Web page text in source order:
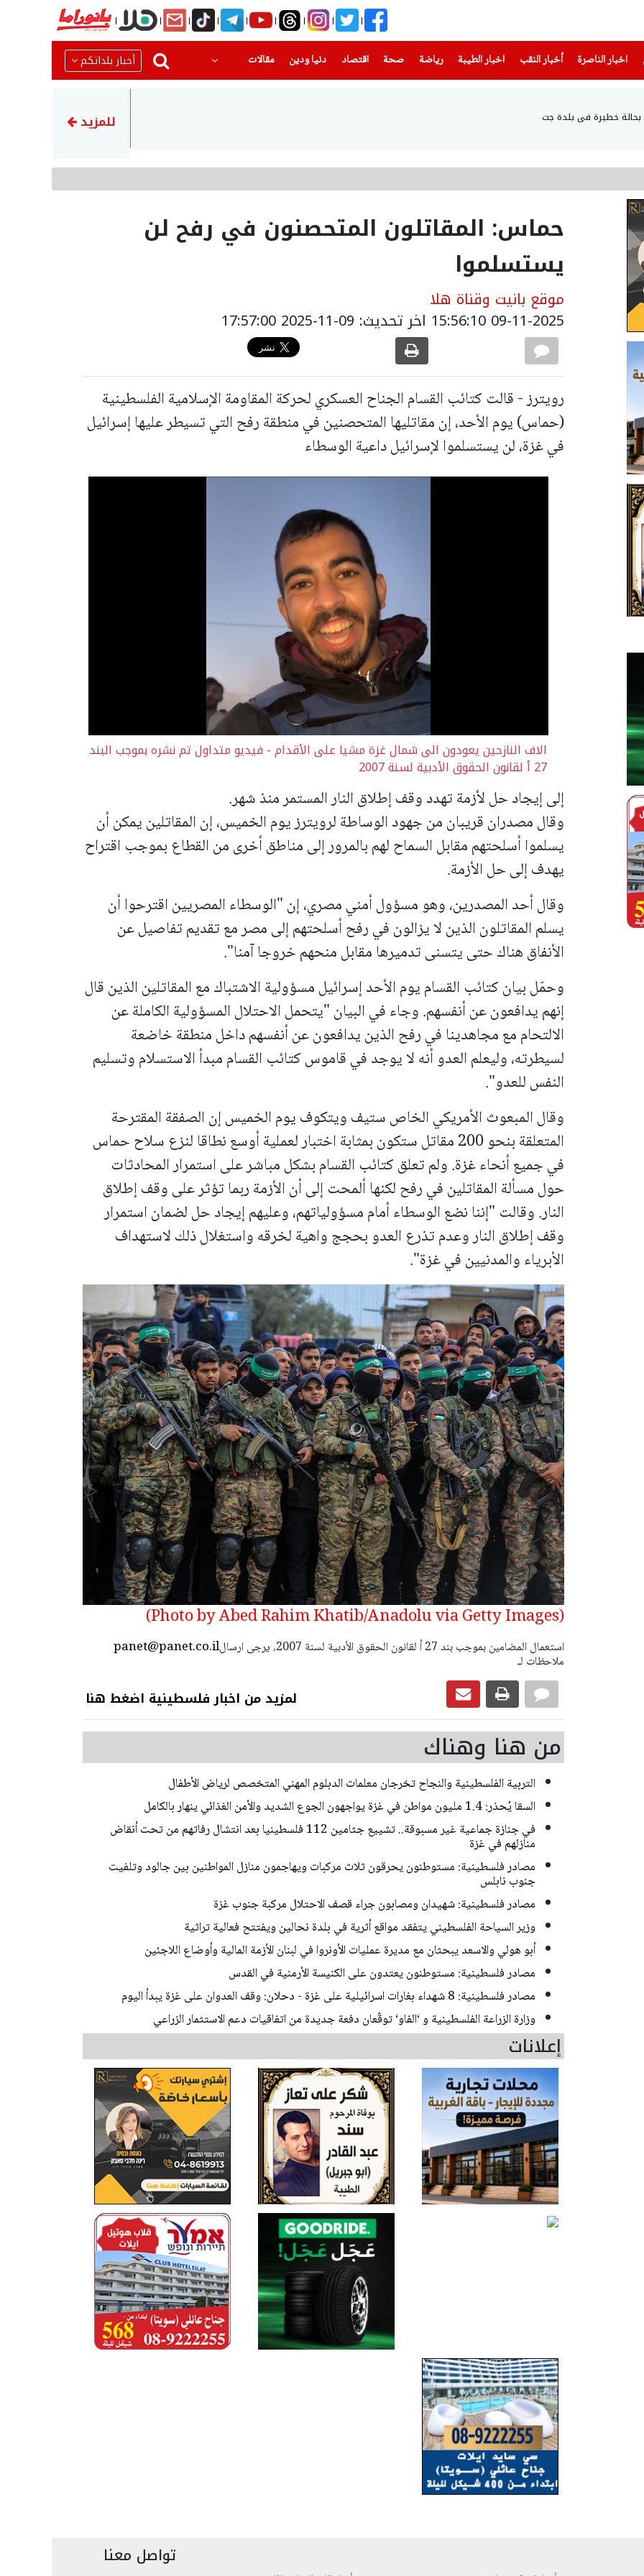
اخبار الناصرة
(current) أخبار النقب اخبار الطيبة(current) رياضة
(current) صحة(current) اقتصاد دنيا ودين
(current) مقالات أخبار بلداتكم
خطيرة في بلدة جت إصابة خطيرة لشاب جراء
للمزيد
حماس: المقاتلون المتحصنون في رفح لن
يستسلموا
موقع بانيت وقناة هلا
09-11-2025 15:56:10 اخر تحديث: 09-11-2025 17:57:00
رويترز - قالت كتائب القسام الجناح العسكري لحركة المقاومة الإسلامية الفلسطينية
(حماس) يوم الأحد، إن مقاتليها المتحصنين في منطقة رفح التي تسيطر عليها إسرائيل
في غزة، لن يستسلموا لإسرائيل داعية الوسطاء
الاف النازحين يعودون الى شمال غزة مشيا على الأقدام - فيديو متداول تم نشره بموجب البند
27 أ لقانون الحقوق الأدبية لسنة 2007
إلى إيجاد حل لأزمة تهدد وقف إطلاق النار المستمر منذ شهر.
وقال مصدران قريبان من جهود الوساطة لرويترز يوم الخميس، إن المقاتلين يمكن أن
يسلموا أسلحتهم مقابل السماح لهم بالمرور إلى مناطق أخرى من القطاع بموجب اقتراح
يهدف إلى حل الأزمة.
وقال أحد المصدرين، وهو مسؤول أمني مصري، إن "الوسطاء المصريين اقترحوا أن
يسلم المقاتلون الذين لا يزالون في رفح أسلحتهم إلى مصر مع تقديم تفاصيل عن
الأنفاق هناك حتى يتسنى تدميرها مقابل منحهم خروجا آمنا".
وحمّل بيان كتائب القسام يوم الأحد إسرائيل مسؤولية الاشتباك مع المقاتلين الذين قال
إنهم يدافعون عن أنفسهم. وجاء في البيان "يتحمل الاحتلال المسؤولية الكاملة عن
الالتحام مع مجاهدينا في رفح الذين يدافعون عن أنفسهم داخل منطقة خاضعة
لسيطرته، وليعلم العدو أنه لا يوجد في قاموس كتائب القسام مبدأ الاستسلام وتسليم
النفس للعدو".
وقال المبعوث الأمريكي الخاص ستيف ويتكوف يوم الخميس إن الصفقة المقترحة
المتعلقة بنحو 200 مقاتل ستكون بمثابة اختبار لعملية أوسع نطاقا لنزع سلاح حماس
في جميع أنحاء غزة. ولم تعلق كتائب القسام بشكل مباشر على استمرار المحادثات
حول مسألة المقاتلين في رفح لكنها ألمحت إلى أن الأزمة ربما تؤثر على وقف إطلاق
النار. وقالت "إننا نضع الوسطاء أمام مسؤولياتهم، وعليهم إيجاد حل لضمان استمرار
وقف إطلاق النار وعدم تذرع العدو بحجج واهية لخرقه واستغلال ذلك لاستهداف
الأبرياء والمدنيين في غزة".
(Photo by Abed Rahim Khatib/Anadolu via Getty Images)
panet@panet.co.ilاستعمال المضامين بموجب بند 27 أ لقانون الحقوق الأدبية لسنة 2007، يرجى ارسال
ملاحظات لـ
لمزيد من اخبار فلسطينية اضغط هنا
من هنا وهناك
التربية الفلسطينية والنجاح تخرجان معلمات الدبلوم المهني المتخصص لرياض الأطفال
السقا يُحذر: 1.4 مليون مواطن في غزة يواجهون الجوع الشديد والأمن الغذائي ينهار بالكامل
في جنازة جماعية غير مسبوقة.. تشييع جثامين 112 فلسطينيا بعد انتشال رفاتهم من تحت أنقاض
منازلهم في غزة
مصادر فلسطينية: مستوطنون يحرقون ثلاث مركبات ويهاجمون منازل المواطنين بين جالود وتلفيت
جنوب نابلس
مصادر فلسطينية: شهيدان ومصابون جراء قصف الاحتلال مركبة جنوب غزة
وزير السياحة الفلسطيني يتفقد مواقع أثرية في بلدة نحالين ويفتتح فعالية تراثية
أبو هولي والاسعد يبحثان مع مديرة عمليات الأونروا في لبنان الأزمة المالية وأوضاع اللاجئين
مصادر فلسطينية: مستوطنون يعتدون على الكنيسة الأرمنية في القدس
مصادر فلسطينية: 8 شهداء بغارات اسرائيلية على غزة - دحلان: وقف العدوان على غزة يبدأ اليوم
وزارة الزراعة الفلسطينية و ‘الفاو‘ توقّعان دفعة جديدة من اتفاقيات دعم الاستثمار الزراعي
إعلانات
تواصل معنا